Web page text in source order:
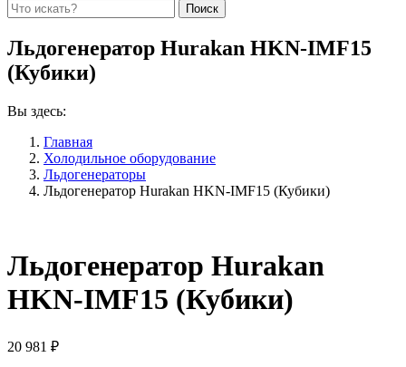
Льдогенератор Hurakan HKN-IMF15
(Кубики)
Вы здесь:
Главная
Холодильное оборудование
Льдогенераторы
Льдогенератор Hurakan HKN-IMF15 (Кубики)
Льдогенератор Hurakan
HKN-IMF15 (Кубики)
20 981 ₽